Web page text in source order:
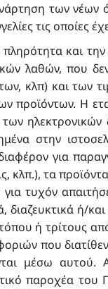
των
τις οποίες
και
λαθών, που
και των
προϊόντων. Η
ηλεκτρονικών
στην
για
κλπ.), τα
τυχόν
διαζευκτικά
ή τρίτους
που
μέσω
παροχέα